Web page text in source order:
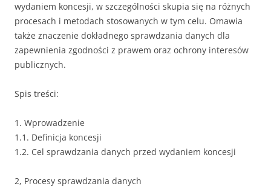
wydaniem koncesji, w szczególności skupia się na różnych
procesach i metodach stosowanych w tym celu. Omawia
także znaczenie dokładnego sprawdzania danych dla
zapewnienia zgodności z prawem oraz ochrony interesów
publicznych.
Spis treści:
1. Wprowadzenie
1.1. Definicja koncesji
1.2. Cel sprawdzania danych przed wydaniem koncesji
2, Procesy sprawdzania danych